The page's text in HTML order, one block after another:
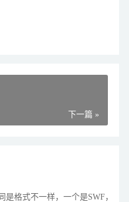
下一篇 »
格式不一样，一个是SWF，